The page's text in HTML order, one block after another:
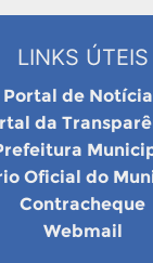
LINKS ÚTEIS
Portal de
da
Oficial do
Contracheque
Webmail